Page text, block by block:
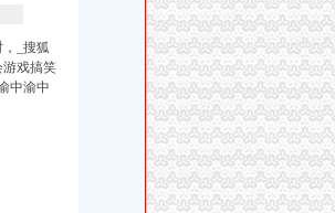
_搜狐
游戏搞笑
中渝中